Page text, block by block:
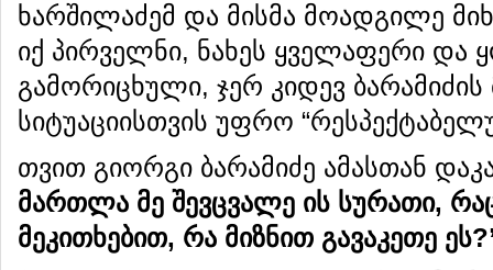
ხარშილაძემ და მისმა მოადგილე
იქ პირველნი, ნახეს ყველაფერი და
გამორიცხული, ჯერ კიდევ
სიტუაციისთვის უფრო
თვით გიორგი ბარამიძე ამასთან
მართლა მე შევცვალე ის სურათი,
მეკითხებით, რა მიზნით გავაკეთე ეს